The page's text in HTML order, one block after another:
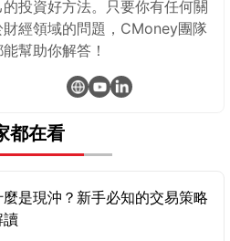
的投資好方法。只要你有任何關
財經領域的問題，CMoney團隊
能幫助你解答！
都在看
麼是現沖？新手必知的交易策略
讀